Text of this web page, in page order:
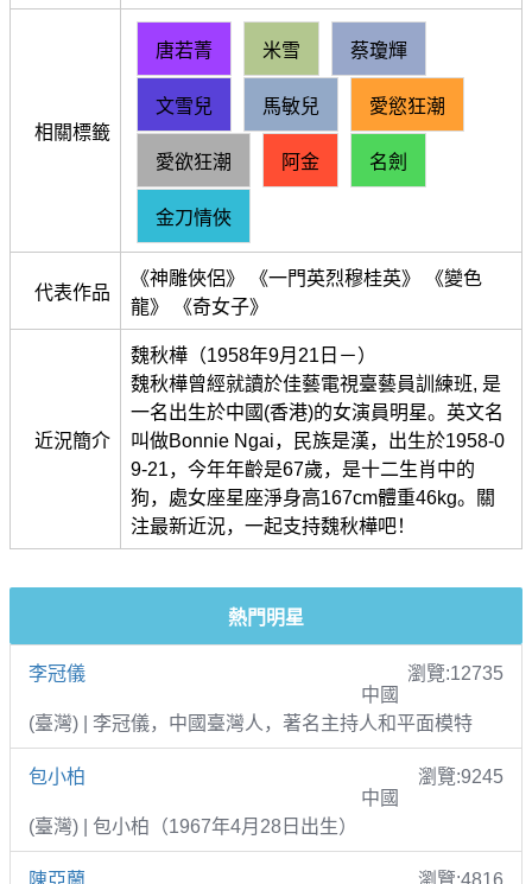
相關標籤
唐若菁 米雪 蔡瓊輝
文雪兒 馬敏兒 愛慾狂潮
愛欲狂潮 阿金 名劍
金刀情俠
代表作品
《神雕俠侶》 《一門英烈穆桂英》 《變色
龍》 《奇女子》
近況簡介
魏秋樺（1958年9月21日－）
魏秋樺曾經就讀於佳藝電視臺藝員訓練班, 是
一名出生於中國(香港)的女演員明星。英文名
叫做Bonnie Ngai，民族是漢，出生於1958-0
9-21，今年年齡是67歲，是十二生肖中的
狗，處女座星座淨身高167cm體重46kg。關
注最新近況，一起支持魏秋樺吧！
熱門明星
李冠儀
瀏覽:12735
中國
(臺灣) | 李冠儀，中國臺灣人，著名主持人和平面模特
包小柏
瀏覽:9245
中國
(臺灣) | 包小柏（1967年4月28日出生）
陳亞蘭 瀏覽:4816